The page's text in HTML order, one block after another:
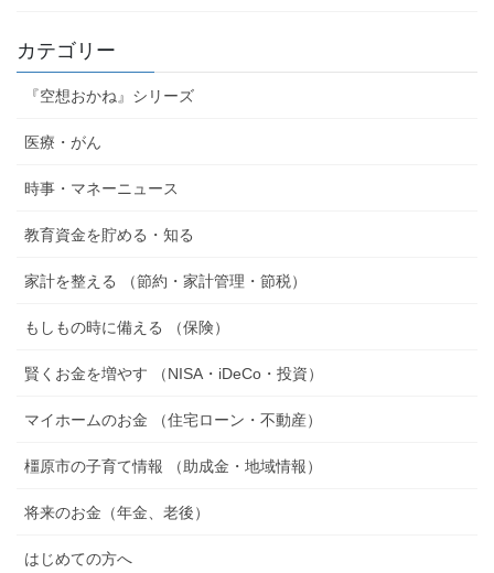
カテゴリー
『空想おかね』シリーズ
医療・がん
時事・マネーニュース
教育資金を貯める・知る
家計を整える （節約・家計管理・節税）
もしもの時に備える （保険）
賢くお金を増やす （NISA・iDeCo・投資）
マイホームのお金 （住宅ローン・不動産）
橿原市の子育て情報 （助成金・地域情報）
将来のお金（年金、老後）
はじめての方へ